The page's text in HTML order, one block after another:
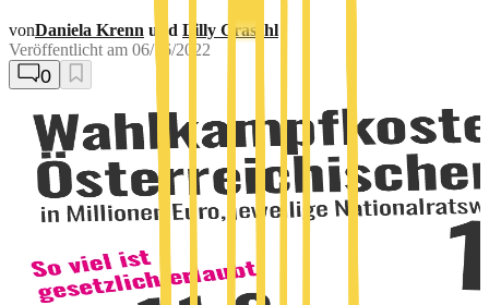
vonDaniela Krenn und Lilly Graschl
Veröffentlicht am 06/16/2022
0